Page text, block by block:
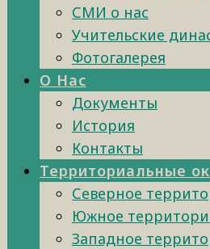
СМИ о нас
Учительские
Фотогалерея
О Нас
Документы
История
Контакты
Территориальные
Северное
Южное
Западное